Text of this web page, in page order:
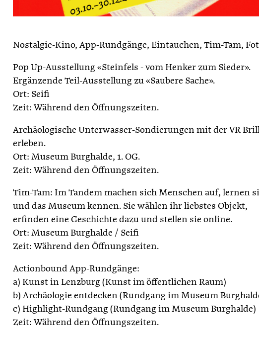
Nostalgie-Kino, App-Rundgänge, Eintauchen, Tim-Tam,
Pop Up-Ausstellung «Steinfels - vom Henker zum Sieder».
Ergänzende Teil-Ausstellung zu «Saubere Sache».
Ort: Seifi
Zeit: Während den Öffnungszeiten.
Archäologische Unterwasser-Sondierungen mit der VR
erleben.
Ort: Museum Burghalde, 1. OG.
Zeit: Während den Öffnungszeiten.
Tim-Tam: Im Tandem machen sich Menschen auf, lernen
und das Museum kennen. Sie wählen ihr liebstes Objekt,
erfinden eine Geschichte dazu und stellen sie online.
Ort: Museum Burghalde / Seifi
Zeit: Während den Öffnungszeiten.
Actionbound App-Rundgänge:
a) Kunst in Lenzburg (Kunst im öffentlichen Raum)
b) Archäologie entdecken (Rundgang im Museum
c) Highlight-Rundgang (Rundgang im Museum Burghalde)
Zeit: Während den Öffnungszeiten.